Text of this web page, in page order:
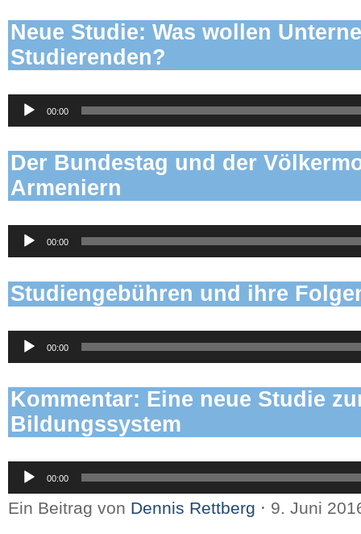
Neue Studie: Was wollen
Studierenden?
Audio-
Player
00:00
Der Bundestag und der
Armeniern
Audio-
Player
00:00
Studiengebühren und ihre
Audio-
Player
00:00
Kommentar: Eine neue Studie
Bildungssystem
Audio-
Player
00:00
Ein Beitrag von Dennis Rettberg ⋅ 9. Juni